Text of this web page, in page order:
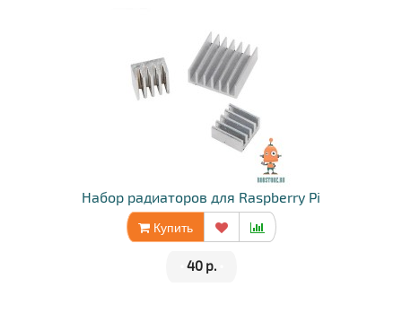
Набор радиаторов для Raspberry Pi
Купить
40 р.